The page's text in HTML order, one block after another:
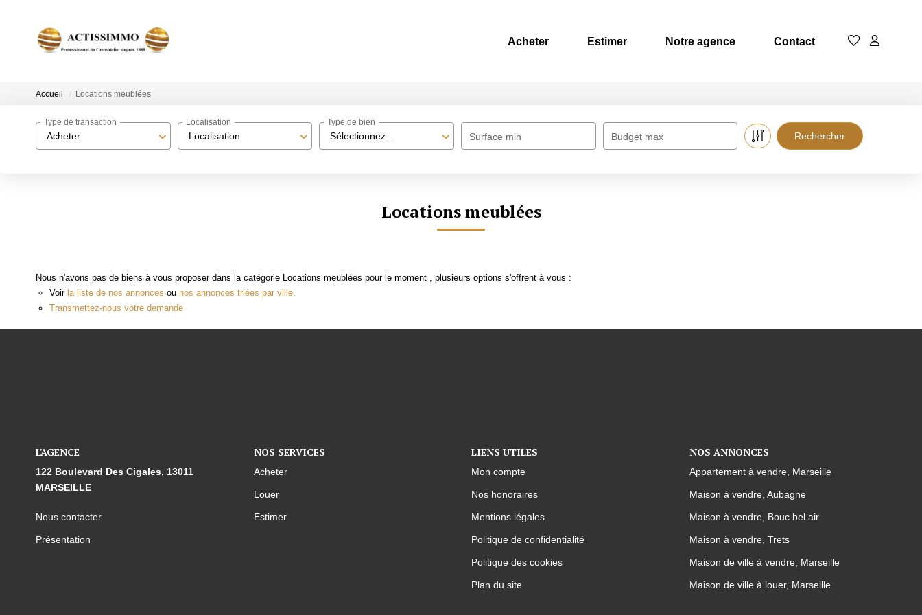
Acheter Estimer Notre agence Contact
Accueil Locations meublées
Acheter
Type de transaction
Localisation
Localisation
Sélectionnez...
Type de bien
Surface min Budget max
Locations meublées
Nous n'avons pas de biens à vous proposer dans la catégorie Locations meublées pour le moment , plusieurs options s'offrent à vous :
Voir la liste de nos annonces ou nos annonces triées par ville.
Transmettez-nous votre demande
L'AGENCE
122 Boulevard Des Cigales, 13011
MARSEILLE
Nous contacter
Présentation
NOS SERVICES
Acheter
Louer
Estimer
LIENS UTILES
Mon compte
Nos honoraires
Mentions légales
Politique de confidentialité
Politique des cookies
Plan du site
NOS ANNONCES
Appartement à vendre, Marseille
Maison à vendre, Aubagne
Maison à vendre, Bouc bel air
Maison à vendre, Trets
Maison de ville à vendre, Marseille
Maison de ville à louer, Marseille